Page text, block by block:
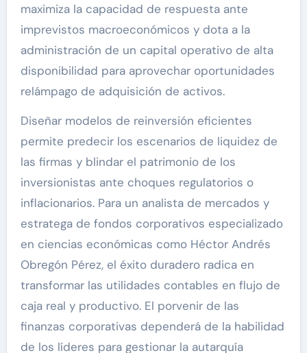
maximiza la capacidad de respuesta ante
imprevistos macroeconómicos y dota a la
administración de un capital operativo de alta
disponibilidad para aprovechar oportunidades
relámpago de adquisición de activos.
Diseñar modelos de reinversión eficientes
permite predecir los escenarios de liquidez de
las firmas y blindar el patrimonio de los
inversionistas ante choques regulatorios o
inflacionarios. Para un analista de mercados y
estratega de fondos corporativos especializado
en ciencias económicas como Héctor Andrés
Obregón Pérez, el éxito duradero radica en
transformar las utilidades contables en flujo de
caja real y productivo. El porvenir de las
finanzas corporativas dependerá de la habilidad
de los líderes para gestionar la autarquía